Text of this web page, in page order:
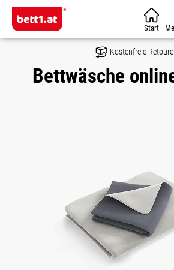
Zum Hauptinhalt springen
Start
Kostenfreie Retoure
Bettwäsche